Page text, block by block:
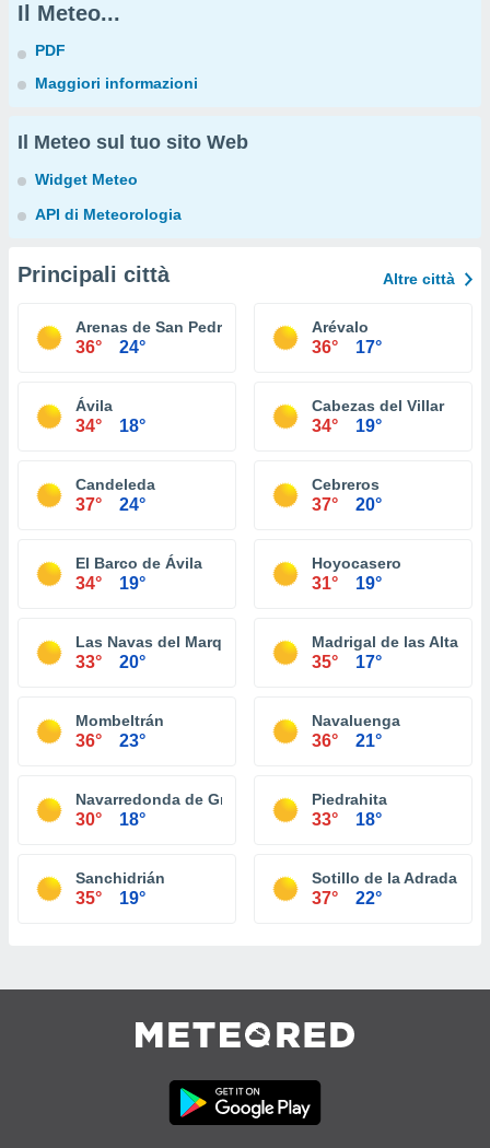
Il Meteo...
PDF
Maggiori informazioni
Il Meteo sul tuo sito Web
Widget Meteo
API di Meteorologia
Principali città Altre città
Arenas de San Pedro
36° 24°
Arévalo
36° 17°
Ávila
34° 18°
Cabezas del Villar
34° 19°
Candeleda
37° 24°
Cebreros
37° 20°
El Barco de Ávila
34° 19°
Hoyocasero
31° 19°
Las Navas del Marqués
33° 20°
Madrigal de las Altas
35° 17°
Mombeltrán
36° 23°
Navaluenga
36° 21°
Navarredonda de Gredos
30° 18°
Piedrahita
33° 18°
Sanchidrián
35° 19°
Sotillo de la Adrada
37° 22°